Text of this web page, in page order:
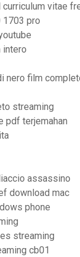
vitae
1703 pro
intero
nero film
streaming
pdf terjemahan
assassino
download mac
phone
streaming
cb01